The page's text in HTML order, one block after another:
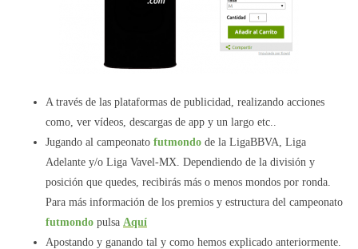
A través de las plataformas de publicidad, realizando acciones
como, ver vídeos, descargas de app y un largo etc..
Jugando al campeonato futmondo de la LigaBBVA, Liga
Adelante y/o Liga Vavel-MX. Dependiendo de la división y
posición que quedes, recibirás más o menos mondos por ronda.
Para más información de los premios y estructura del campeonato
futmondo pulsa Aquí
Apostando y ganando tal y como hemos explicado anteriormente.